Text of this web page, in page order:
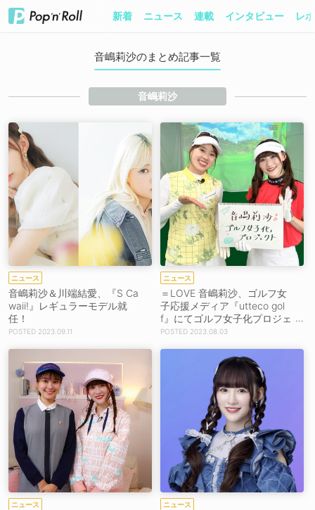
新着 ニュース 連載 インタビュー レ
音嶋莉沙のまとめ記事一覧
音嶋莉沙
ニュース
音嶋莉沙＆川端結愛、『S Ca
waii!』レギュラーモデル就
任！
2023.09.11
ニュース
＝LOVE 音嶋莉沙、ゴルフ女
子応援メディア『utteco gol
f』にてゴルフ女子化プロジェ
クト始動！2023.08.03
ニュース ニュース